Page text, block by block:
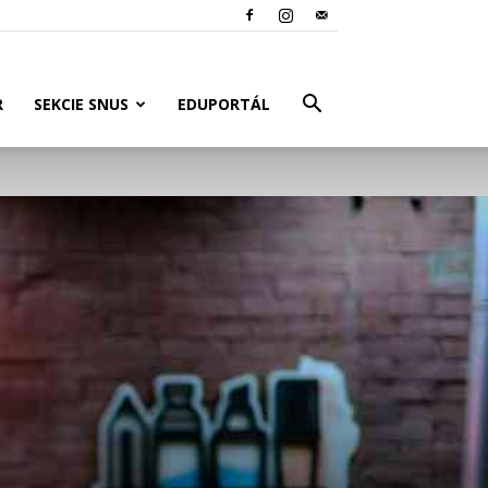
SEKCIE SNUS EDUPORTÁL